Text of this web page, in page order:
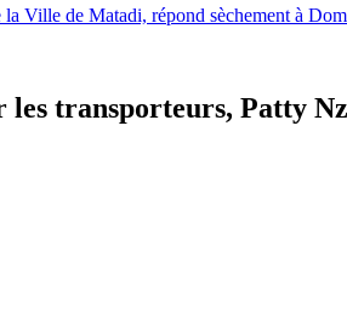
la Ville de Matadi, répond sèchement à
les transporteurs, Patty